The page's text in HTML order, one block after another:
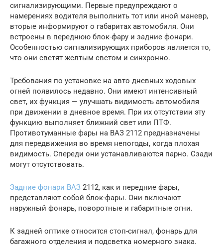
сигнализирующими. Первые предупреждают о
намерениях водителя выполнить тот или иной маневр,
вторые информируют о габаритах автомобиля. Они
встроены в переднюю блок-фару и задние фонари.
Особенностью сигнализирующих приборов является то,
что они светят желтым светом и синхронно.
Требования по установке на авто дневных ходовых
огней появилось недавно. Они имеют интенсивный
свет, их функция — улучшать видимость автомобиля
при движении в дневное время. При их отсутствии эту
функцию выполняет ближний свет или ПТФ.
Противотуманные фары на ВАЗ 2112 предназначены
для передвижения во время непогоды, когда плохая
видимость. Спереди они устанавливаются парно. Сзади
могут отсутствовать.
Задние фонари ВАЗ 2112, как и передние фары,
представляют собой блок-фары. Они включают
наружный фонарь, поворотные и габаритные огни.
К задней оптике относится стоп-сигнал, фонарь для
багажного отделения и подсветка номерного знака.